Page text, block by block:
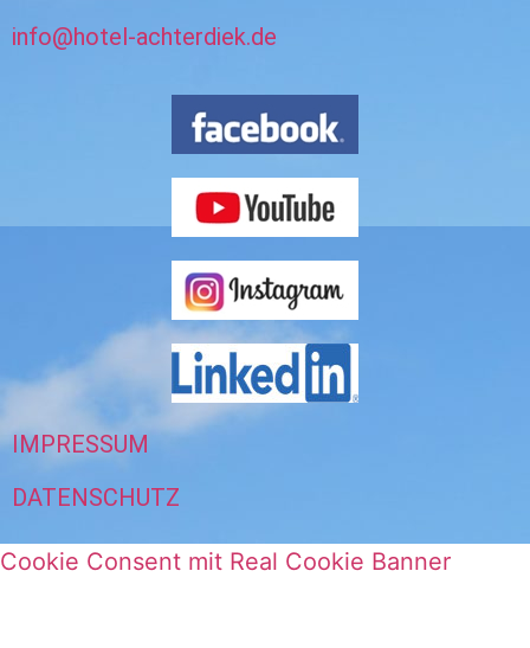
info@hotel-achterdiek.de
IMPRESSUM
DATENSCHUTZ
Cookie Consent mit Real Cookie Banner